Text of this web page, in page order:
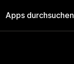
Apps durchsuchen